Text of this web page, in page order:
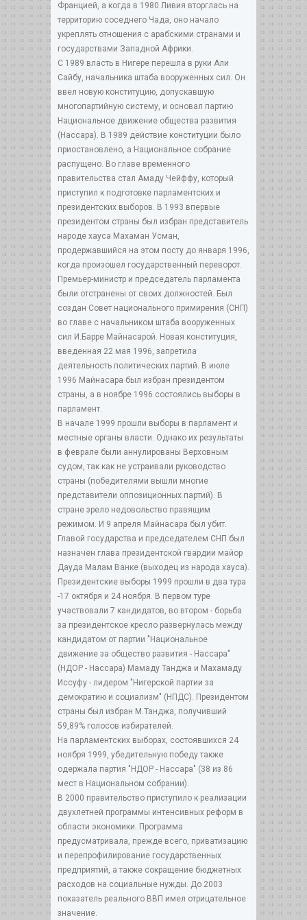
Францией, а когда в 1980 Ливия вторглась на
территорию соседнего Чада, оно начало
укреплять отношения с арабскими странами и
государствами Западной Африки.
С 1989 власть в Нигере перешла в руки Али
Сайбу, начальника штаба вооруженных сил. Он
ввел новую конституцию, допускавшую
многопартийную систему, и основал партию
Национальное движение общества развития
(Нассара). В 1989 действие конституции было
приостановлено, а Национальное собрание
распущено. Во главе временного
правительства стал Амаду Чейффу, который
приступил к подготовке парламентских и
президентских выборов. В 1993 впервые
президентом страны был избран представитель
народе хауса Махаман Усман,
продержавшийся на этом посту до января 1996,
когда произошел государственный переворот.
Премьер-министр и председатель парламента
были отстранены от своих должностей. Был
создан Совет национального примирения (СНП)
во главе с начальником штаба вооруженных
сил И.Барре Майнасарой. Новая конституция,
введенная 22 мая 1996, запретила
деятельность политических партий. В июле
1996 Майнасара был избран президентом
страны, а в ноябре 1996 состоялись выборы в
парламент.
В начале 1999 прошли выборы в парламент и
местные органы власти. Однако их результаты
в феврале были аннулированы Верховным
судом, так как не устраивали руководство
страны (победителями вышли многие
представители оппозиционных партий). В
стране зрело недовольство правящим
режимом. И 9 апреля Майнасара был убит.
Главой государства и председателем СНП был
назначен глава президентской гвардии майор
Дауда Малам Ванке (выходец из народа хауса).
Президентские выборы 1999 прошли в два тура
-17 октября и 24 ноября. В первом туре
участвовали 7 кандидатов, во втором - борьба
за президентское кресло развернулась между
кандидатом от партии "Национальное
движение за общество развития - Нассара"
(НДОР - Нассара) Мамаду Танджа и Махамаду
Иссуфу - лидером "Нигерской партии за
демократию и социализм" (НПДС). Президентом
страны был избран М.Танджа, получивший
59,89% голосов избирателей.
На парламентских выборах, состоявшихся 24
ноября 1999, убедительную победу также
одержала партия "НДОР - Нассара" (38 из 86
мест в Национальном собрании).
В 2000 правительство приступило к реализации
двухлетней программы интенсивных реформ в
области экономики. Программа
предусматривала, прежде всего, приватизацию
и перепрофилирование государственных
предприятий, а также сокращение бюджетных
расходов на социальные нужды. До 2003
показатель реального ВВП имел отрицательное
значение.